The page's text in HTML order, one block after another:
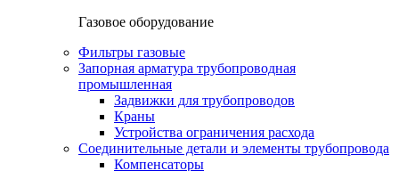
Газовое оборудование
Фильтры газовые
Запорная арматура трубопроводная
промышленная
Задвижки для трубопроводов
Краны
Устройства ограничения расхода
Соединительные детали и элементы трубопровода
Компенсаторы